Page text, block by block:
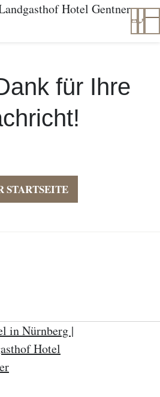
für Ihre
STARTSEITE